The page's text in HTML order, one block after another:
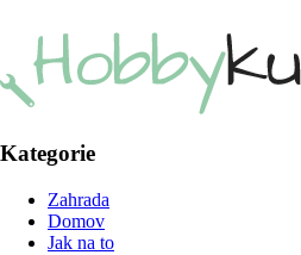
Kategorie
Zahrada
Domov
Jak na to